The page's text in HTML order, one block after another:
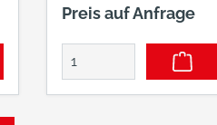
man die Tür
abschließen, kann dies
durch Betätigung des
Preis auf Anfrage